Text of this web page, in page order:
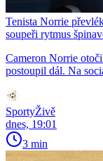
Tenista Norrie
soupeři rytmus
Cameron Norrie
postoupil dál. Na
SportyŽivě
dnes, 19:01
3 min